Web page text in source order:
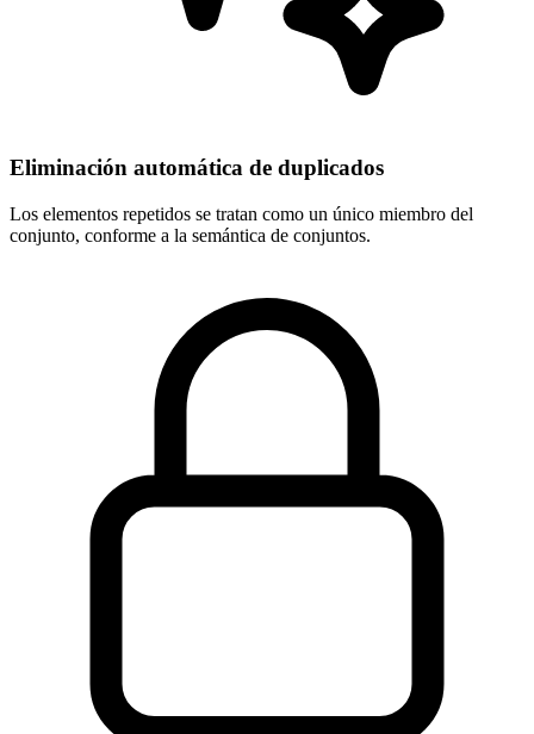
Eliminación automática de duplicados
Los elementos repetidos se tratan como un único miembro del
conjunto, conforme a la semántica de conjuntos.